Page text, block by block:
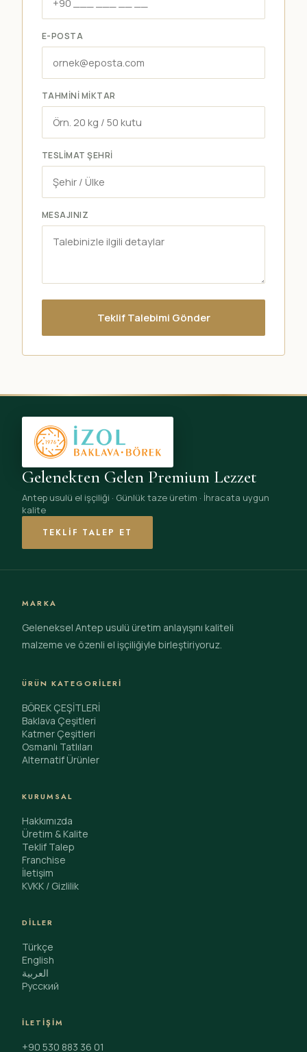
E-POSTA
TAHMINI MIKTAR
TESLIMAT ŞEHRI
MESAJINIZ
Teklif Talebimi Gönder
Gelenekten Gelen Premium Lezzet
Antep usulü el işçiliği · Günlük taze üretim · İhracata uygun
kalite
TEKLIF TALEP ET
MARKA
Geleneksel Antep usulü üretim anlayışını kaliteli
malzeme ve özenli el işçiliğiyle birleştiriyoruz.
ÜRÜN KATEGORILERI
BÖREK ÇEŞİTLERİ
Baklava Çeşitleri
Katmer Çeşitleri
Osmanlı Tatlıları
Alternatif Ürünler
KURUMSAL
Hakkımızda
Üretim & Kalite
Teklif Talep
Franchise
İletişim
KVKK / Gizlilik
DILLER
Türkçe
English
العربية
Русский
İLETIŞIM
+90 530 883 36 01